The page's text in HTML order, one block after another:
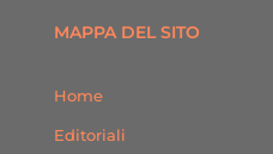
MAPPA DEL SITO
Home
Editoriali